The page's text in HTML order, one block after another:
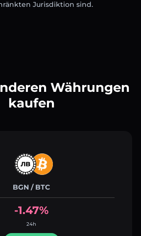
Jurisdiktion sind.
Währungen
kaufen
BGN / BTC
-1.47%
24h